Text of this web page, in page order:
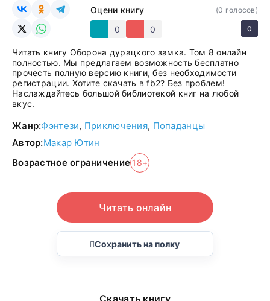
Оцени книгу
0
0
(0 голосов)
0
Читать книгу Оборона дурацкого замка. Том 8 онлайн
полностью. Мы предлагаем возможность бесплатно
прочесть полную версию книги, без необходимости
регистрации. Хотите скачать в fb2? Без проблем!
Наслаждайтесь большой библиотекой книг на любой
вкус.
Жанр:Фэнтези, Приключения, Попаданцы
Автор:Макар Ютин
Возрастное ограничение 18+
Читать онлайн
Сохранить на полку
Скачать книгу